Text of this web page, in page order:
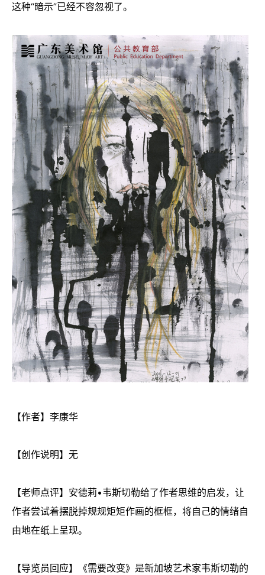
这种“暗示”已经不容忽视了。
【作者】李康华
【创作说明】无
【老师点评】安德莉•韦斯切勒给了作者思维的启发，让
作者尝试着摆脱掉规规矩矩作画的框框，将自己的情绪自
由地在纸上呈现。
【导览员回应】《需要改变》是新加坡艺术家韦斯切勒的